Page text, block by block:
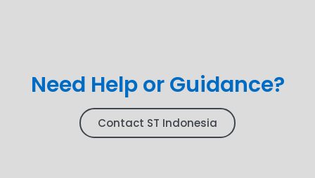
Need Help or Guidance?
Contact ST Indonesia